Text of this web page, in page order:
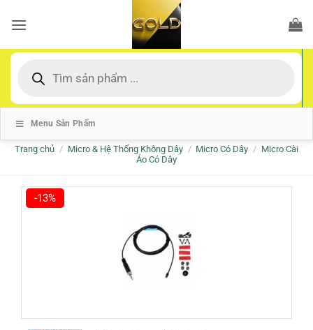
qua
dung
kiếm
Menu Sản Phẩm
Trang chủ / Micro & Hệ Thống Không Dây / Micro Có Dây / Micro Cài
Áo Có Dây
-13%